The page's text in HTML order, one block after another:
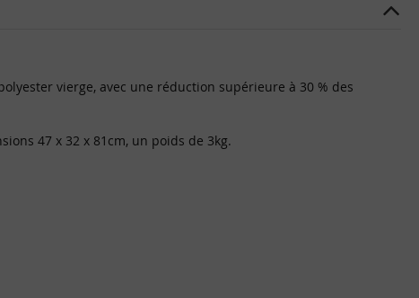
vierge, avec une réduction supérieure à 30 % des
47 x 32 x 81cm, un poids de 3kg.